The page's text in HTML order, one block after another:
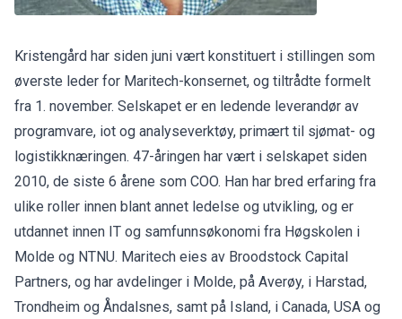
Kristengård har siden juni vært konstituert i stillingen som
øverste leder for Maritech-konsernet, og tiltrådte formelt
fra 1. november. Selskapet er en ledende leverandør av
programvare, iot og analyseverktøy, primært til sjømat- og
logistikknæringen. 47-åringen har vært i selskapet siden
2010, de siste 6 årene som COO. Han har bred erfaring fra
ulike roller innen blant annet ledelse og utvikling, og er
utdannet innen IT og samfunnsøkonomi fra Høgskolen i
Molde og NTNU. Maritech eies av Broodstock Capital
Partners, og har avdelinger i Molde, på Averøy, i Harstad,
Trondheim og Åndalsnes, samt på Island, i Canada, USA og